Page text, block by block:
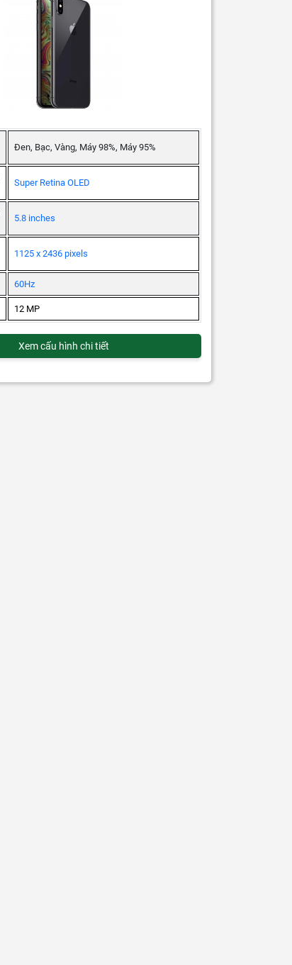
Đen, Bạc, Vàng, Máy 98%, Máy 95%
Super Retina OLED
5.8 inches
1125 x 2436 pixels
60Hz
12 MP
Xem cấu hình chi tiết